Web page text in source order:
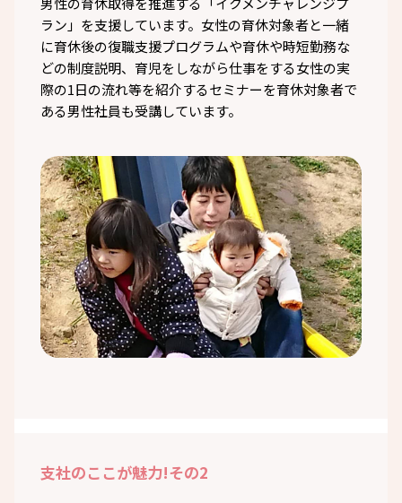
ラン」を支援しています。女性の育休対象者と一緒
に育休後の復職支援プログラムや育休や時短勤務な
どの制度説明、育児をしながら仕事をする女性の実
際の1日の流れ等を紹介するセミナーを育休対象者で
ある男性社員も受講しています。
支社のここが魅力!その2